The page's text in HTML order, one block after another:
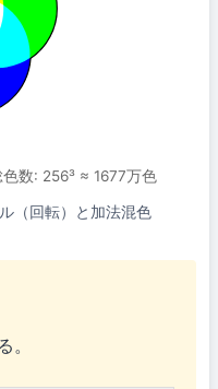
: 256³ ≈ 1677万色
（回転）と加法混色
。